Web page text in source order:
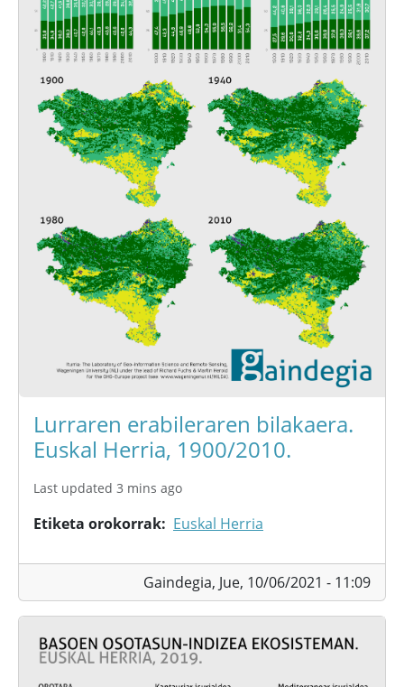
Lurraren erabileraren bilakaera.
Euskal Herria, 1900/2010.
Last updated 3 mins ago
Etiketa orokorrak Euskal Herria
Gaindegia, Jue, 10/06/2021 - 11:09